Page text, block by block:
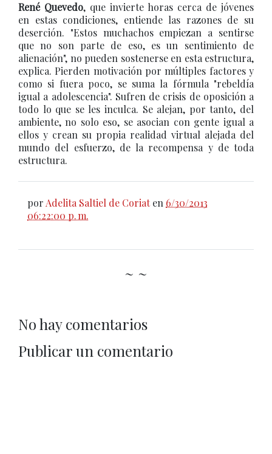
René Quevedo, que invierte horas cerca de jóvenes
en estas condiciones, entiende las razones de su
deserción. "Estos muchachos empiezan a sentirse
que no son parte de eso, es un sentimiento de
alienación", no pueden sostenerse en esta estructura,
explica. Pierden motivación por múltiples factores y
como si fuera poco, se suma la fórmula "rebeldía
igual a adolescencia". Sufren de crisis de oposición a
todo lo que se les inculca. Se alejan, por tanto, del
ambiente, no solo eso, se asocian con gente igual a
ellos y crean su propia realidad virtual alejada del
mundo del esfuerzo, de la recompensa y de toda
estructura.
por Adelita Saltiel de Coriat en 6/30/2013
06:22:00 p. m.
~ ~
No hay comentarios
Publicar un comentario